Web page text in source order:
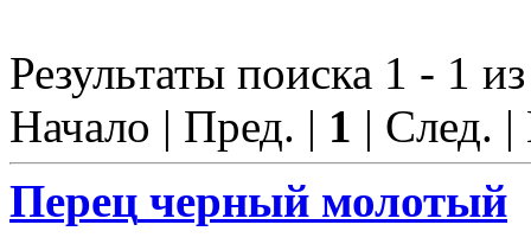
Результаты поиска 1 - 1
Начало | Пред. | 1 | След.
Перец черный молотый